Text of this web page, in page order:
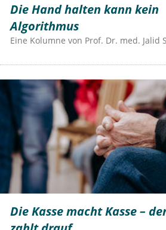
Die Hand halten kann kein
Algorithmus
Eine Kolumne von Prof. Dr. med. Jalid
Die Kasse macht Kasse –